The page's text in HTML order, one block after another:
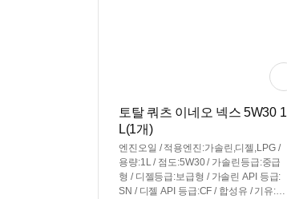
토탈 쿼츠 이네오 넥스 5W30 1
L(1개)
엔진오일 / 적용엔진:가솔린,디젤,LPG /
용량:1L / 점도:5W30 / 가솔린등급:중급
형 / 디젤등급:보급형 / 가솔린 API 등급:
SN / 디젤 API 등급:CF / 합성유 / 기유:V